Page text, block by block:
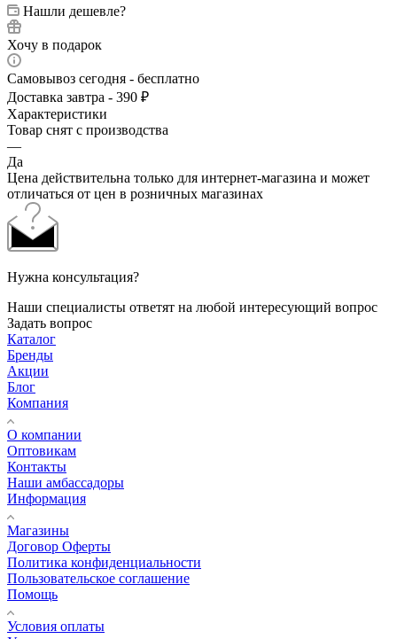
Нашли дешевле?
Хочу в подарок
Самовывоз сегодня - бесплатно
Доставка завтра - 390 ₽
Характеристики
Товар снят с производства
—
Да
Цена действительна только для интернет-магазина и может
отличаться от цен в розничных магазинах
Нужна консультация?
Наши специалисты ответят на любой интересующий вопрос
Задать вопрос
Каталог
Бренды
Акции
Блог
Компания
О компании
Оптовикам
Контакты
Наши амбассадоры
Информация
Магазины
Договор Оферты
Политика конфиденциальности
Пользовательское соглашение
Помощь
Условия оплаты